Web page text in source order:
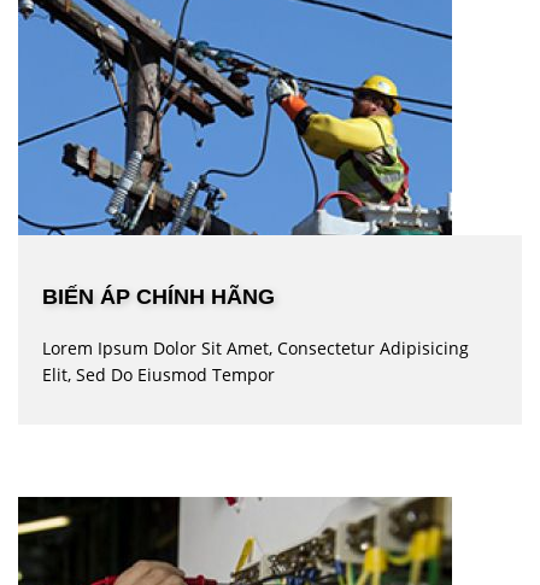
BIẾN ÁP CHÍNH HÃNG
Lorem Ipsum Dolor Sit Amet, Consectetur Adipisicing
Elit, Sed Do Eiusmod Tempor